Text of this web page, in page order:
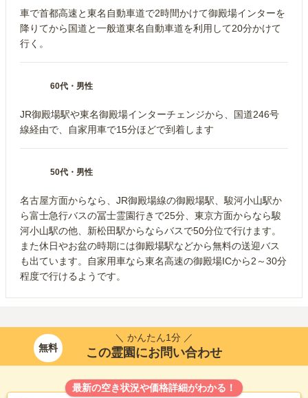
車で首都高速と東名自動車道で2時間かけて御殿場インターを
降りてから国道と一般道東名自動車道を利用して20分かけて
行く。
60代 ・ 男性
JR御殿場駅や東名御殿場インターチェンジから、国道246号
線経由で、自家用車で15分ほどで到着します
50代 ・ 男性
名古屋方面からなら、JR御殿場線の御殿場駅、駿河小山駅か
ら富士急行バスの冨士霊園行きで25分、東京方面からなら駿
河小山駅の他、新松田駅からならバスで50分位で行けます。
また休日やお盆の時期には御殿場駅などから無料の送迎バス
も出ています。自家用車なら東名高速の御殿場ICから2～30分
程度で行けるようです。
無料
＼ かんたん1分 ／
この霊園にお問い合わせ
最新の空き状況や価格詳細がわかる！